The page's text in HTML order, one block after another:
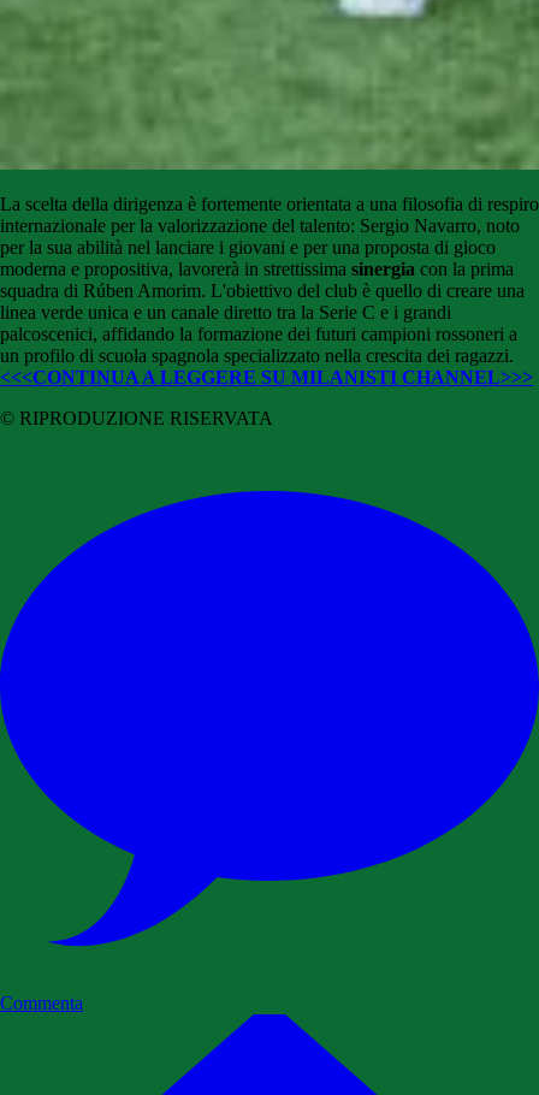
La scelta della dirigenza è fortemente orientata a una filosofia di respiro
internazionale per la valorizzazione del talento: Sergio Navarro, noto
per la sua abilità nel lanciare i giovani e per una proposta di gioco
moderna e propositiva, lavorerà in strettissima sinergia con la prima
squadra di Rúben Amorim. L'obiettivo del club è quello di creare una
linea verde unica e un canale diretto tra la Serie C e i grandi
palcoscenici, affidando la formazione dei futuri campioni rossoneri a
un profilo di scuola spagnola specializzato nella crescita dei ragazzi.
<<<CONTINUA A LEGGERE SU MILANISTI CHANNEL>>>
© RIPRODUZIONE RISERVATA
Commenta